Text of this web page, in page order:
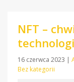
NFT –
16 czerwca 2023 |
Bez kategorii